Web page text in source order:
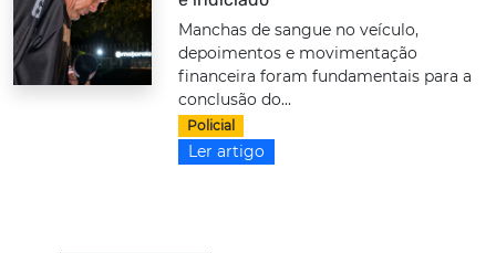
Manchas de sangue no veículo,
depoimentos e movimentação
financeira foram fundamentais para a
conclusão do...
Policial
Ler artigo